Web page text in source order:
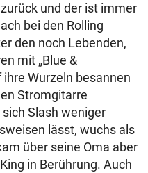
und der ist immer
bei den Rolling
den noch Lebenden,
mit „Blue &
Wurzeln besannen
Stromgitarre
Slash weniger
lässt, wuchs als
über seine Oma aber
in Berührung. Auch